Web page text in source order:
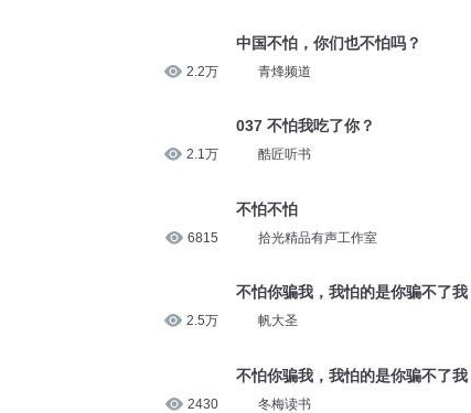
2.2万
2.1万
6815
2.5万
2430
中国不怕，你们也不怕吗？
青烽频道
037 不怕我吃了你？
酷匠听书
不怕不怕
拾光精品有声工作室
不怕你骗我，我怕的是你骗不了我
帆大圣
不怕你骗我，我怕的是你骗不了我
冬梅读书